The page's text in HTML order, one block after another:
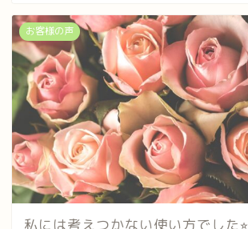
お客様の声
私には考えつかない使い方でした⭐︎